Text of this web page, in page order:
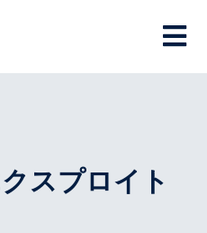
スプロイト